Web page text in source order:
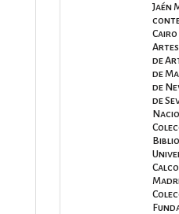
Jaén
Cairo
Artes
de
de
de
de